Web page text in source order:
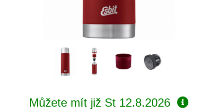
Můžete mít již St 12.8.2026